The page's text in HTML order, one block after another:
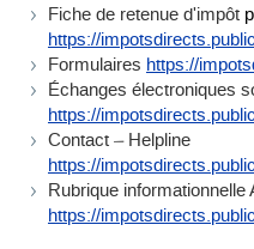
Fiche de retenue d'impôt
https://
Formulaires https://
Échanges électroniques
https://
Contact – Helpline
https://
Rubrique informationnelle
https://